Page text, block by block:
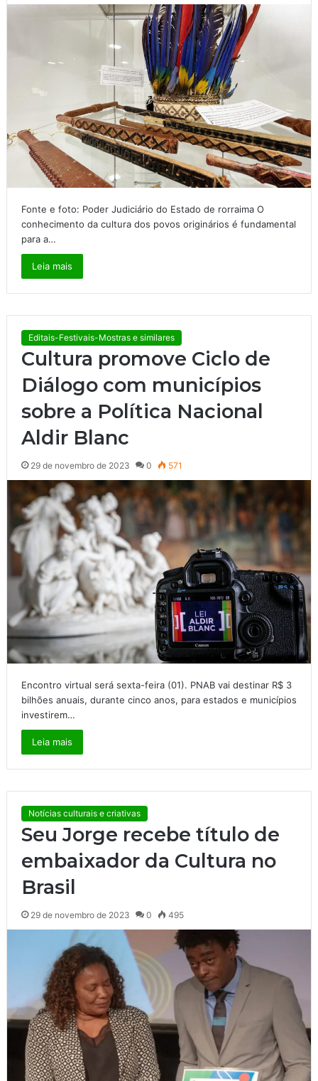
Fonte e foto: Poder Judiciário do Estado de rorraima O
conhecimento da cultura dos povos originários é fundamental
para a…
Leia mais
Editais-Festivais-Mostras e similares
Cultura promove Ciclo de
Diálogo com municípios
sobre a Política Nacional
Aldir Blanc
29 de novembro de 2023 0 571
Encontro virtual será sexta-feira (01). PNAB vai destinar R$ 3
bilhões anuais, durante cinco anos, para estados e municípios
investirem…
Leia mais
Notícias culturais e criativas
Seu Jorge recebe título de
embaixador da Cultura no
Brasil
29 de novembro de 2023 0 495